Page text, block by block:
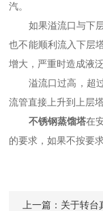
汽。
如果溢流口与下层
也不能顺利流入下层
增大，严重时造成液泛
溢流口过高，超过
流管直接上升到上层
不锈钢蒸馏塔在
的要求，如果不按要
上一篇： 关于转台